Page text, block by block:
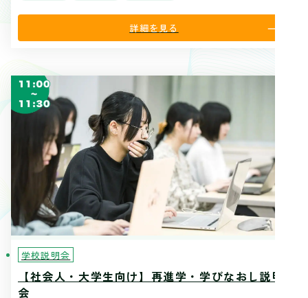
詳細を見る
学校説明会
【社会人・大学生向け】再進学・学びなおし説明
会